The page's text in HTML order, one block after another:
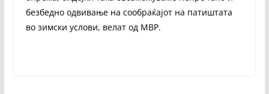
безбедно одвивање на сообраќајот на патиштата
во зимски услови, велат од МВР.